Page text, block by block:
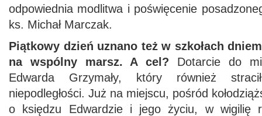
odpowiednia modlitwa i poświęcenie
ks. Michał Marczak.
Piątkowy dzień uznano też w szkołach
na wspólny marsz. A cel? Dotarcie do
Edwarda Grzymały, który również
niepodległości. Już na miejscu, pośród
o księdzu Edwardzie i jego życiu, w wigilię